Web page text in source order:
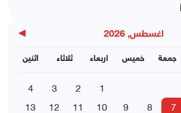
اغسطس, 2026 ▶
اثنين ثلاثاء اربعاء خميس جمعة
1
2
3
4
7
8
9
10
11
12
13